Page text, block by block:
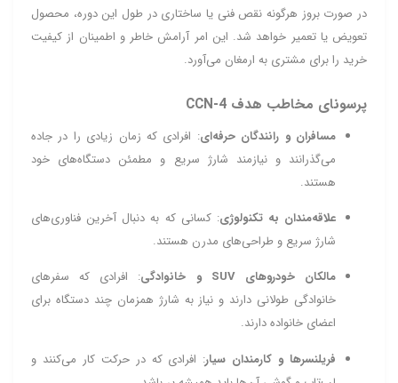
در صورت بروز هرگونه نقص فنی یا ساختاری در طول این دوره، محصول
تعویض یا تعمیر خواهد شد. این امر آرامش خاطر و اطمینان از کیفیت
خرید را برای مشتری به ارمغان می‌آورد.
پرسونای مخاطب هدف CCN‑4
مسافران و رانندگان حرفه‌ای: افرادی که زمان زیادی را در جاده
می‌گذرانند و نیازمند شارژ سریع و مطمئن دستگاه‌های خود
هستند.
علاقه‌مندان به تکنولوژی: کسانی که به دنبال آخرین فناوری‌های
شارژ سریع و طراحی‌های مدرن هستند.
مالکان خودروهای SUV و خانوادگی
: افرادی که سفرهای
خانوادگی طولانی دارند و نیاز به شارژ همزمان چند دستگاه برای
اعضای خانواده دارند.
فریلنسرها و کارمندان سیار: افرادی که در حرکت کار می‌کنند و